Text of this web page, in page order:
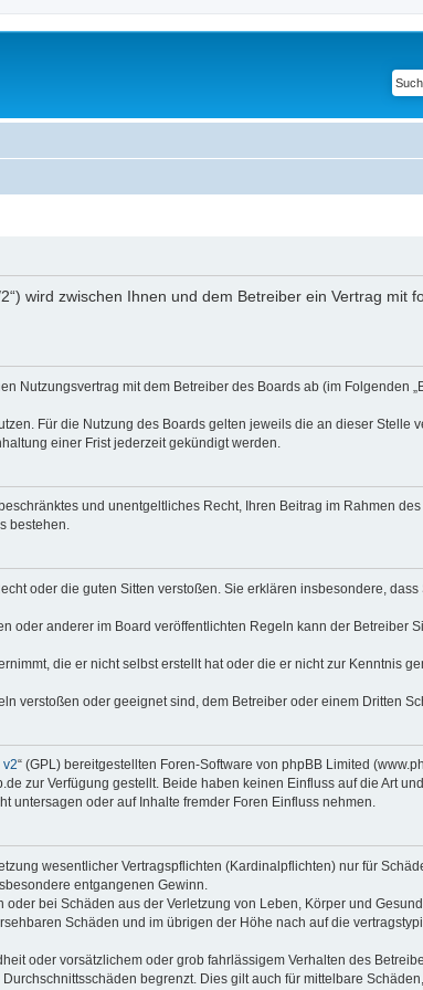
wird zwischen Ihnen und dem Betreiber ein Vertrag mit
Nutzungsvertrag mit dem Betreiber des Boards ab (im Folgenden
Für die Nutzung des Boards gelten jeweils die an dieser Stelle
einer Frist jederzeit gekündigt werden.
und unentgeltliches Recht, Ihren Beitrag im Rahmen
bestehen.
oder die guten Sitten verstoßen. Sie erklären insbesondere,
anderer im Board veröffentlichten Regeln kann der Betreiber
die er nicht selbst erstellt hat oder die er nicht zur Kenntnis
verstoßen oder geeignet sind, dem Betreiber oder einem Dritten
v2“ (GPL) bereitgestellten Foren-Software von phpBB Limited
zur Verfügung gestellt. Beide haben keinen Einfluss auf die Art
untersagen oder auf Inhalte fremder Foren Einfluss nehmen.
wesentlicher Vertragspflichten (Kardinalpflichten) nur für
entgangenen Gewinn.
bei Schäden aus der Verletzung von Leben, Körper und
Schäden und im übrigen der Höhe nach auf die
oder vorsätzlichem oder grob fahrlässigem Verhalten des
begrenzt. Dies gilt auch für mittelbare